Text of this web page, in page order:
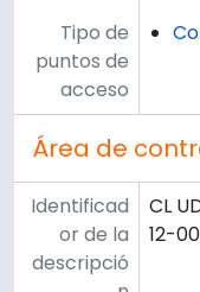
Tipo de
puntos de
acceso
Área de
Identificad
or de la
descripció
CL
12-